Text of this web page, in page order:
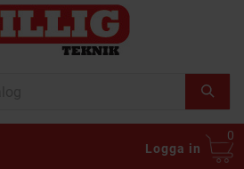
Logga in
0